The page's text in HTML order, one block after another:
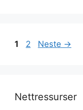
Side
1 Side
2 Neste →
Nettressurser